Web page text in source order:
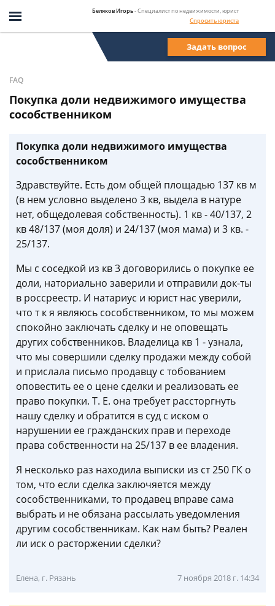
Беляков Игорь- Специалист по недвижимости, юрист
Спросить юриста
Задать вопрос
FAQ
Покупка доли недвижимого имущества
сособственником
Покупка доли недвижимого имущества
сособственником
Здравствуйте. Есть дом общей площадью 137 кв м
(в нем условно выделено 3 кв, выдела в натуре
нет, общедолевая собственность). 1 кв - 40/137, 2
кв 48/137 (моя доля) и 24/137 (моя мама) и 3 кв. -
25/137.
Мы с соседкой из кв 3 договорились о покупке ее
доли, наториально заверили и отправили док-ты
в россреестр. И натариус и юрист нас уверили,
что т к я являюсь сособственником, то мы можем
спокойно заключать сделку и не оповещать
других собственников. Владелица кв 1 - узнала,
что мы совершили сделку продажи между собой
и прислала письмо продавцу с тобованием
оповестить ее о цене сделки и реализовать ее
право покупки. Т. Е. она требует рассторгнуть
нашу сделку и обратится в суд с иском о
нарушении ее гражданских прав и переходе
права собственности на 25/137 в ее владения.
Я несколько раз находила выписки из ст 250 ГК о
том, что если сделка заключяется между
сособственниками, то продавец вправе сама
выбрать и не обязана рассылать уведомления
другим сособственникам. Как нам быть? Реален
ли иск о расторжении сделки?
Елена, г. Рязань 7 ноября 2018 г. 14:34